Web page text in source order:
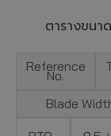
ตารางขน
Reference
No.
Blade